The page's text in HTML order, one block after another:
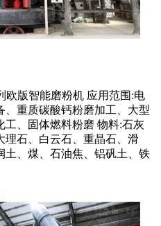
欧版智能磨粉机 应用范围:电
、重质碳酸钙粉磨加工、大型
工、固体燃料粉磨 物料:石灰
理石、白云石、重晶石、滑
土、煤、石油焦、铝矾土、铁